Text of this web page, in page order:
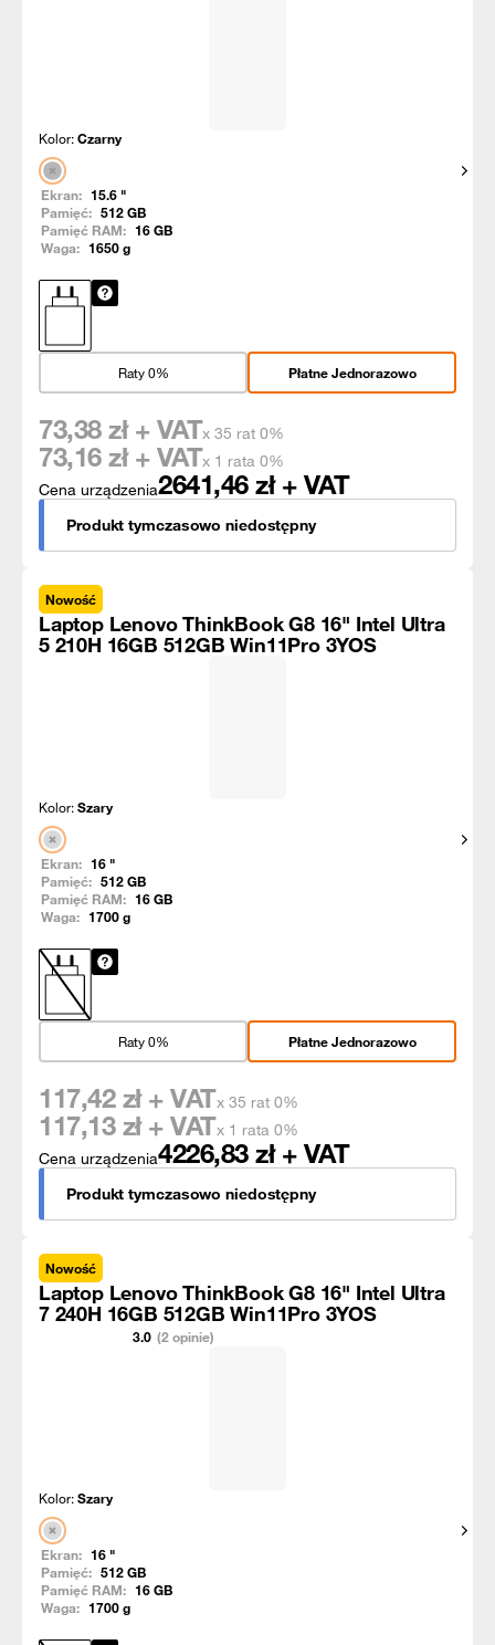
Kolor:Czarny
Ekran: 15.6 "
Pamięć: 512GB
Pamięć RAM: 16GB
Waga: 1650g
Płatne Jednorazowo
Raty 0%
Cena urządzenia2641,46 zł + VAT
73,38 zł + VATx 35 rat 0%
73,16 zł + VATx 1 rata 0%
Produkt tymczasowo niedostępny
Nowość
Laptop Lenovo ThinkBook G8 16" Intel Ultra
5 210H 16GB 512GB Win11Pro 3YOS
Kolor:Szary
Ekran: 16 "
Pamięć: 512GB
Pamięć RAM: 16GB
Waga: 1700g
Płatne Jednorazowo
Raty 0%
Cena urządzenia4226,83 zł + VAT
117,42 zł + VATx 35 rat 0%
117,13 zł + VATx 1 rata 0%
Produkt tymczasowo niedostępny
Nowość
Laptop Lenovo ThinkBook G8 16" Intel Ultra
7 240H 16GB 512GB Win11Pro 3YOS
3.0 (2 opinie)
Kolor:Szary
Ekran: 16 "
Pamięć: 512GB
Pamięć RAM: 16GB
Waga: 1700g